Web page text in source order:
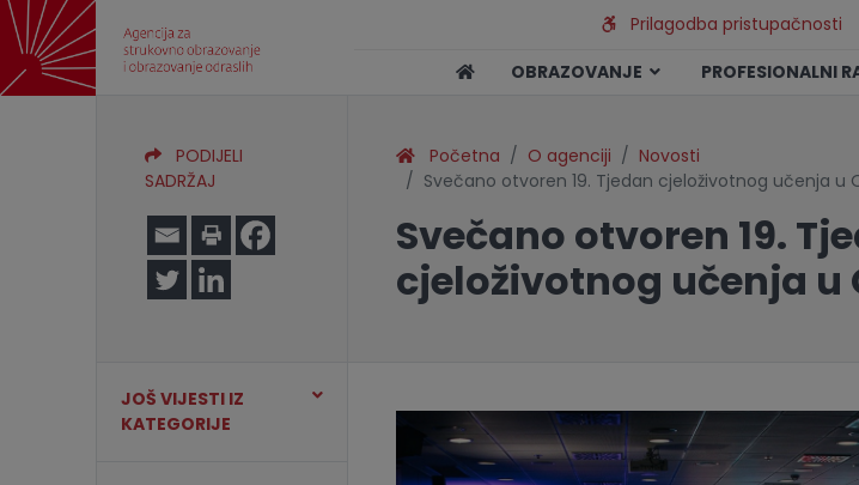
Prilagodba pristupačnosti
OBRAZOVANJE
PROFESIONALNI
PODIJELI
SADRŽAJ
Početna O agenciji
Novosti
Svečano otvoren 19. Tjedan cjeloživotnog učenja u
Svečano otvoren 19.
cjeloživotnog učenja u
JOŠ VIJESTI IZ
KATEGORIJE